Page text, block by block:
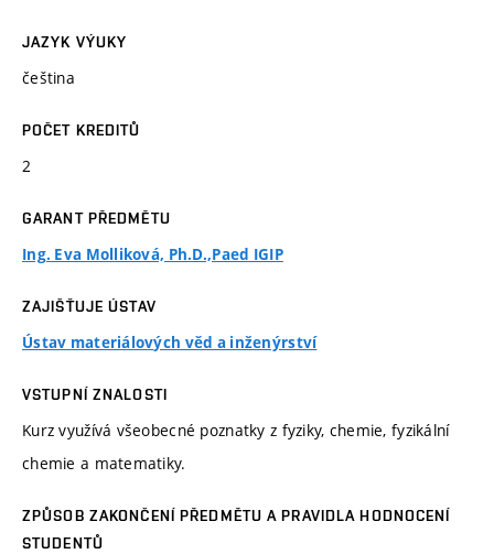
JAZYK VÝUKY
čeština
POČET KREDITŮ
2
GARANT PŘEDMĚTU
Ing. Eva Molliková, Ph.D.,Paed IGIP
ZAJIŠŤUJE ÚSTAV
Ústav materiálových věd a inženýrství
VSTUPNÍ ZNALOSTI
Kurz využívá všeobecné poznatky z fyziky, chemie, fyzikální
chemie a matematiky.
ZPŮSOB ZAKONČENÍ PŘEDMĚTU A PRAVIDLA HODNOCENÍ
STUDENTŮ